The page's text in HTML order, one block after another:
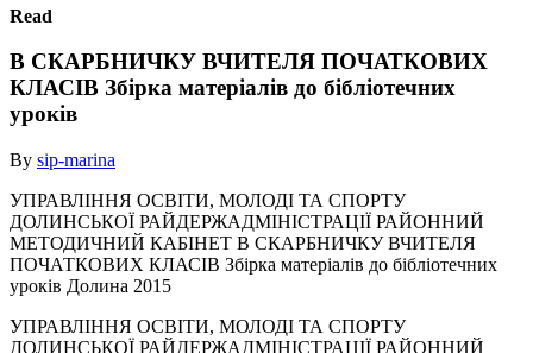
Read
В СКАРБНИЧКУ ВЧИТЕЛЯ ПОЧАТКОВИХ
КЛАСІВ Збірка матеріалів до бібліотечних
уроків
By sip-marina
УПРАВЛІННЯ ОСВІТИ, МОЛОДІ ТА СПОРТУ
ДОЛИНСЬКОЇ РАЙДЕРЖАДМІНІСТРАЦІЇ РАЙОННИЙ
МЕТОДИЧНИЙ КАБІНЕТ В СКАРБНИЧКУ ВЧИТЕЛЯ
ПОЧАТКОВИХ КЛАСІВ Збірка матеріалів до бібліотечних
уроків Долина 2015
УПРАВЛІННЯ ОСВІТИ, МОЛОДІ ТА СПОРТУ
ДОЛИНСЬКОЇ РАЙДЕРЖАДМІНІСТРАЦІЇ РАЙОННИЙ